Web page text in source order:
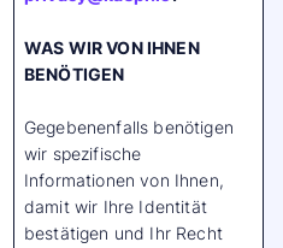
WAS WIR VON IHNEN
BENÖTIGEN
Gegebenenfalls benötigen
wir spezifische
Informationen von Ihnen,
damit wir Ihre Identität
bestätigen und Ihr Recht